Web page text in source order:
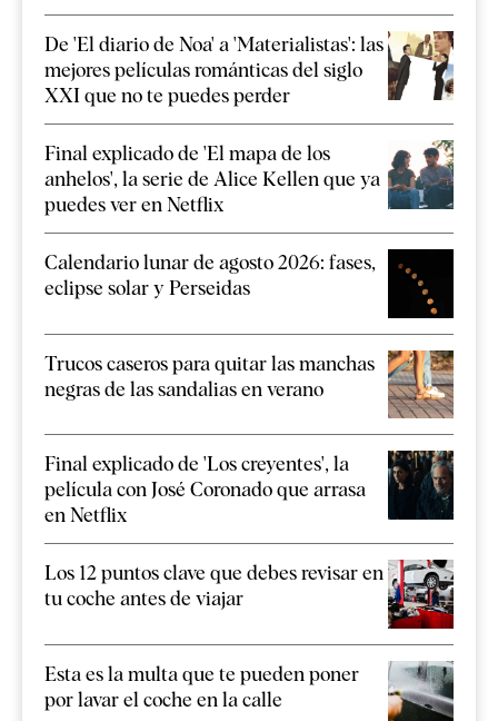
De 'El diario de Noa' a 'Materialistas': las
mejores películas románticas del siglo
XXI que no te puedes perder
Final explicado de 'El mapa de los
anhelos', la serie de Alice Kellen que ya
puedes ver en Netflix
Calendario lunar de agosto 2026: fases,
eclipse solar y Perseidas
Trucos caseros para quitar las manchas
negras de las sandalias en verano
Final explicado de 'Los creyentes', la
película con José Coronado que arrasa
en Netflix
Los 12 puntos clave que debes revisar en
tu coche antes de viajar
Esta es la multa que te pueden poner
por lavar el coche en la calle